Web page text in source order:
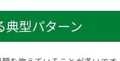
典型パターン